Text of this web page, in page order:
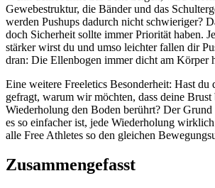
Gewebestruktur, die Bänder und das
werden Pushups dadurch nicht schwieriger?
doch Sicherheit sollte immer Priorität haben.
stärker wirst du und umso leichter fallen dir
dran: Die Ellenbogen immer dicht am Körper
Eine weitere Freeletics Besonderheit: Hast du
gefragt, warum wir möchten, dass deine Brust
Wiederholung den Boden berührt? Der
es so einfacher ist, jede Wiederholung
alle Free Athletes so den gleichen
Zusammengefasst